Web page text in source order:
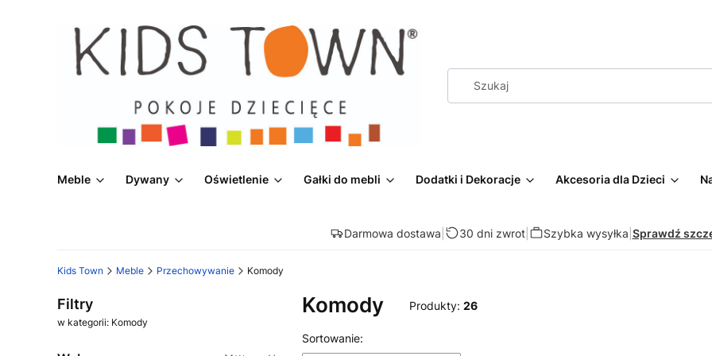
Meble Dywany Oświetlenie Gałki do mebli Dodatki i Dekoracje Akcesoria dla Dzieci
Darmowa dostawa 30 dni zwrot| Szybka wysyłka Sprawdź
Kids Town Meble Przechowywanie Komody
Filtry
w kategorii: Komody
Komody Produkty: 26
Lista produktów
Sortowanie: